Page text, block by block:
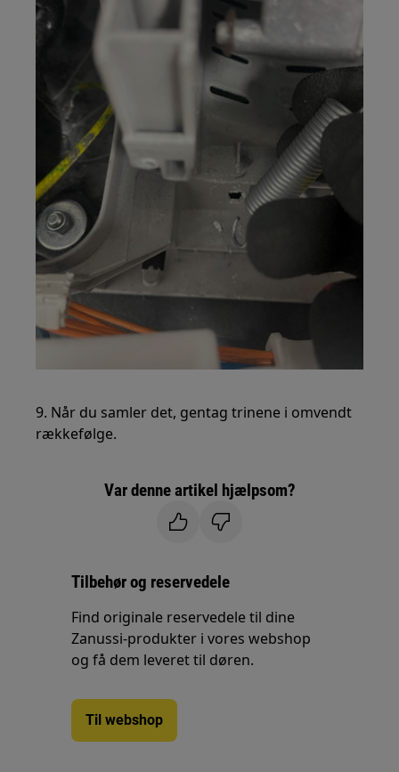
9. Når du samler det, gentag trinene i omvendt
rækkefølge.
Var denne artikel hjælpsom?
Tilbehør og reservedele
Find originale reservedele til dine
Zanussi-produkter i vores webshop
og få dem leveret til døren.
Til webshop